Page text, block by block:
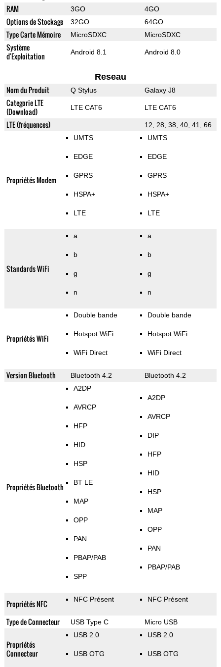
RAM 3GO 4GO
Options de Stockage 32GO 64GO
Type Carte Mémoire MicroSDXC MicroSDXC
Système
d'Exploitation
Android 8.1 Android 8.0
Reseau
Nom du Produit Q Stylus Galaxy J8
Categorie LTE
(Download)
LTE CAT6 LTE CAT6
LTE (fréquences) 12, 28, 38, 40, 41, 66
Propriétés Modem
UMTS
EDGE
GPRS
HSPA+
LTE
UMTS
EDGE
GPRS
HSPA+
LTE
Standards WiFi
a
b
g
n
a
b
g
n
Propriétés WiFi
Double bande
Hotspot WiFi
WiFi Direct
Double bande
Hotspot WiFi
WiFi Direct
Version Bluetooth Bluetooth 4.2 Bluetooth 4.2
Propriétés Bluetooth
A2DP
AVRCP
HFP
HID
HSP
BT LE
MAP
OPP
PAN
PBAP/PAB
SPP
A2DP
AVRCP
DIP
HFP
HID
HSP
MAP
OPP
PAN
PBAP/PAB
Propriétés NFC NFC Présent NFC Présent
Type de Connecteur USB Type C Micro USB
Propriétés
Connecteur
USB 2.0
USB OTG
USB 2.0
USB OTG